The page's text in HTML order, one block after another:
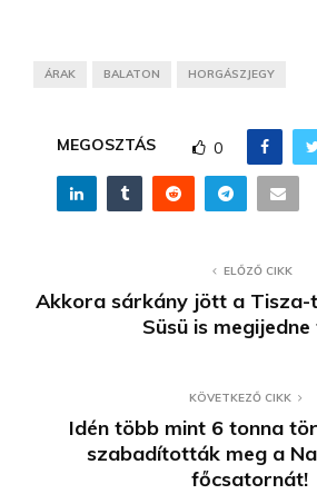
ÁRAK BALATON HORGÁSZJEGY
MEGOSZTÁS 0
ELŐZŐ CIKK
Akkora sárkány jött a Tisza-
Süsü is megijedne
KÖVETKEZŐ CIKK
Idén több mint 6 tonna
szabadították meg a
főcsatornát!